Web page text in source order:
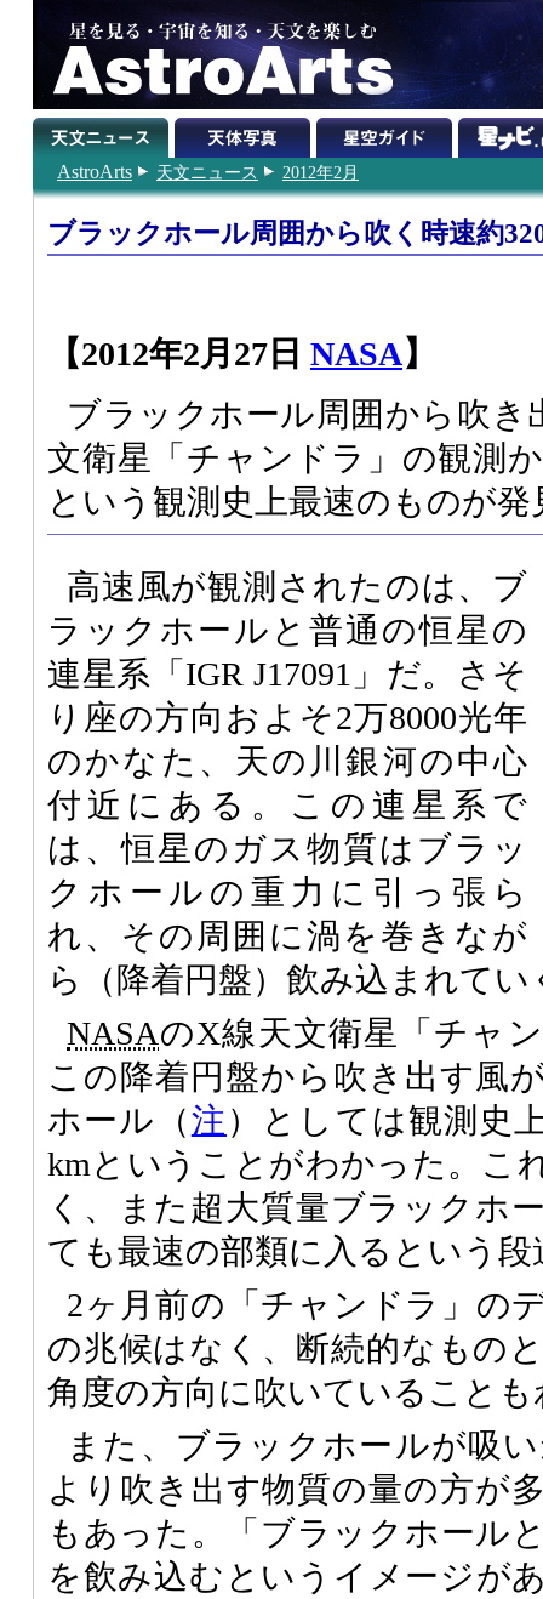
AstroArts 天文ニュース 2012年2月
ブラックホール周囲から吹く時速約
【2012年2月27日 NASA】
ブラックホール周囲から吹き
文衛星「チャンドラ」の観測
という観測史上最速のものが
高速風が観測されたのは、ブ
ラックホールと普通の恒星の
連星系「IGR J17091」だ。さそ
り座の方向およそ2万8000光年
のかなた、天の川銀河の中心
付近にある。この連星系で
は、恒星のガス物質はブラッ
クホールの重力に引っ張ら
れ、その周囲に渦を巻きなが
ら（降着円盤）飲み込まれてい
NASAのX線天文衛星「チャ
この降着円盤から吹き出す風
ホール（注 ）としては観測史
kmということがわかった。こ
く、また超大質量ブラックホ
ても最速の部類に入るという
2ヶ月前の「チャンドラ」の
の兆候はなく、断続的なもの
角度の方向に吹いていること
また、ブラックホールが吸
より吹き出す物質の量の方が
もあった。「ブラックホール
を飲み込むというイメージが